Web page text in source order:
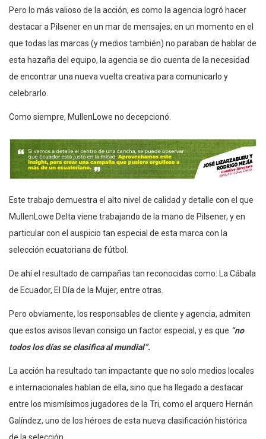
Pero lo más valioso de la acción, es como la agencia logró hacer
destacar a Pilsener en un mar de mensajes; en un momento en el
que todas las marcas (y medios también) no paraban de hablar de
esta hazaña del equipo, la agencia se dio cuenta de la necesidad
de encontrar una nueva vuelta creativa para comunicarlo y
celebrarlo.
Como siempre, MullenLowe no decepcionó.
Este trabajo demuestra el alto nivel de calidad y detalle con el que
MullenLowe Delta viene trabajando de la mano de Pilsener, y en
particular con el auspicio tan especial de esta marca con la
selección ecuatoriana de fútbol.
De ahí el resultado de campañas tan reconocidas como: La Cábala
de Ecuador, El Día de la Mujer, entre otras.
Pero obviamente, los responsables de cliente y agencia, admiten
que estos avisos llevan consigo un factor especial, y es que “no
todos los días se clasifica al mundial”.
La acción ha resultado tan impactante que no solo medios locales
e internacionales hablan de ella, sino que ha llegado a destacar
entre los mismísimos jugadores de la Tri, como el arquero Hernán
Galíndez, uno de los héroes de esta nueva clasificación histórica